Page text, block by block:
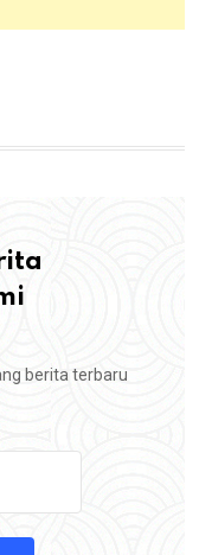
berita terbaru